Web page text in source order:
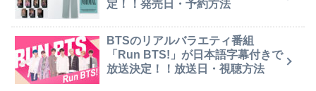
定！！発売日・予約方法
BTSのリアルバラエティ番組
「Run BTS!」が日本語字幕付きで
放送決定！！放送日・視聴方法